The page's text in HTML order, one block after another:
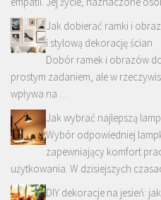
Jak dobierać ramki i
i stylową dekorację ścian
Dobór ramek i obrazów
prostym zadaniem, ale w
wpływa na …
Jak wybrać najlepszą
Wybór odpowiedniej
zapewniający komfort
użytkowania. W dzisiejszych
DIY dekoracje na jesień: